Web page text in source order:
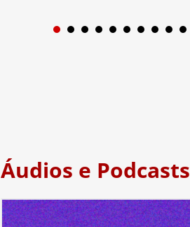
1
Áudios e Podcasts